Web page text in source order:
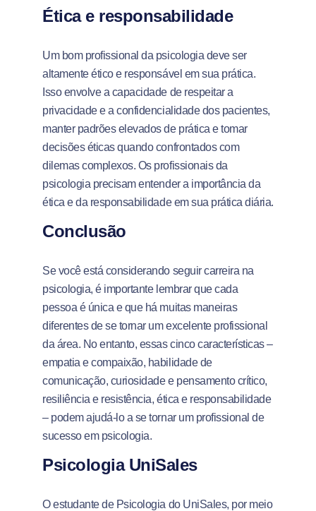
Ética e responsabilidade
Um bom profissional da psicologia deve ser
altamente ético e responsável em sua prática.
Isso envolve a capacidade de respeitar a
privacidade e a confidencialidade dos pacientes,
manter padrões elevados de prática e tomar
decisões éticas quando confrontados com
dilemas complexos. Os profissionais da
psicologia precisam entender a importância da
ética e da responsabilidade em sua prática diária.
Conclusão
Se você está considerando seguir carreira na
psicologia, é importante lembrar que cada
pessoa é única e que há muitas maneiras
diferentes de se tornar um excelente profissional
da área. No entanto, essas cinco características –
empatia e compaixão, habilidade de
comunicação, curiosidade e pensamento crítico,
resiliência e resistência, ética e responsabilidade
– podem ajudá-lo a se tornar um profissional de
sucesso em psicologia.
Psicologia UniSales
O estudante de Psicologia do UniSales, por meio